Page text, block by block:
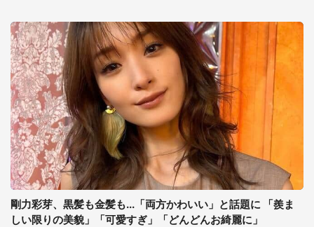
剛力彩芽、黒髪も金髪も...「両方かわいい」と話題に 「羨ま
しい限りの美貌」「可愛すぎ」「どんどんお綺麗に」